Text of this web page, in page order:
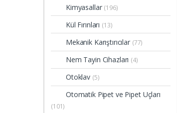
Kimyasallar (196)
Kül Fırınları (13)
Mekanik Karıştırıcılar (77)
Nem Tayin Cihazları (4)
Otoklav (5)
Otomatik Pipet ve Pipet Uçları
(101)